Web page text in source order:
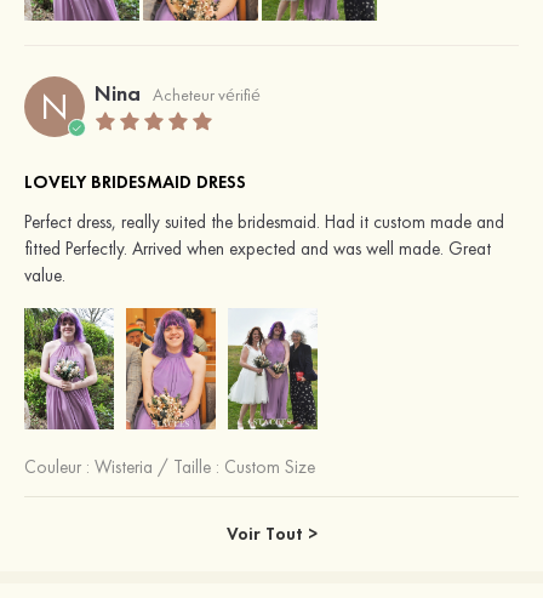
N Nina Acheteur vérifié
LOVELY BRIDESMAID DRESS
Perfect dress, really suited the bridesmaid. Had it custom made and
fitted Perfectly. Arrived when expected and was well made. Great
value.
Couleur : Wisteria / Taille : Custom Size
Voir Tout >